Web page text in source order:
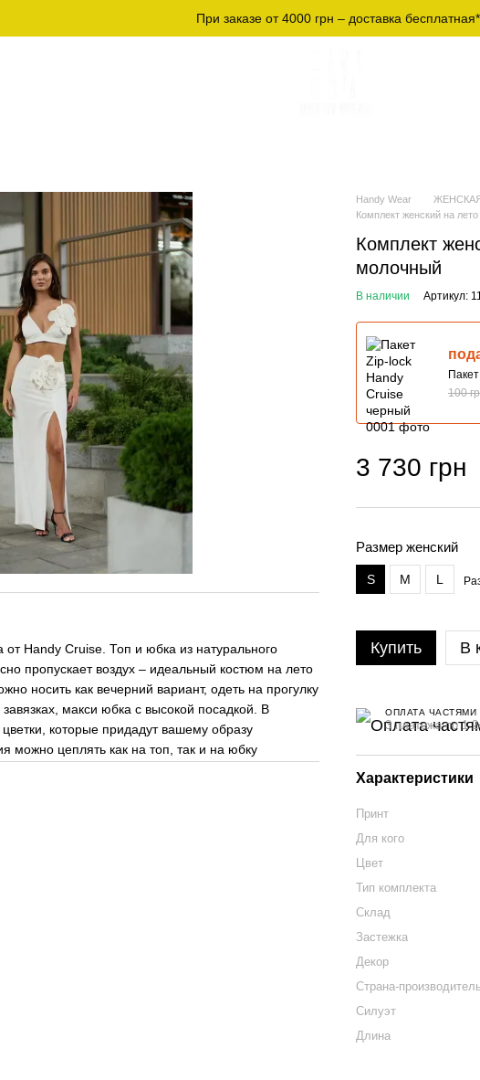
При заказе от 4000 грн – доставка бесплатная*
Handy Cruise. Топ и юбка из натурального
пропускает воздух – идеальный костюм на лето
носить как вечерний вариант, одеть на прогулку
макси юбка с высокой посадкой. В
которые придадут вашему образу
можно цеплять как на топ, так и на юбку
Handy Wear
Комплект женский на
Комплект
молочный
В наличии Артикул:
100
3 730 грн
Размер женский
S M L
Купить В
ОПЛАТА ЧАСТЯМИ
3 платежа по 1
Характеристики
Принт
Для кого
Цвет
Тип комплекта
Склад
Застежка
Декор
Страна-производитель
Силуэт
Длина